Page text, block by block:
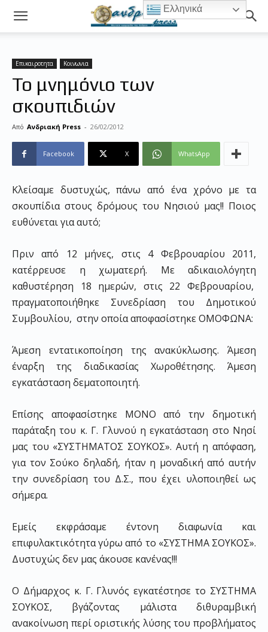
Επικαιροτητα Κοινωνια
Το μνημόνιο των
σκουπιδιών
Από Ανδριακή Press - 26/02/2012
Facebook X WhatsApp
Κλείσαμε δυστυχώς, πάνω από ένα χρόνο με τα
σκουπίδια στους δρόμους του Νησιού μας!! Ποιος
ευθύνεται για αυτό;
Πριν από 12 μήνες, στις 4 Φεβρουαρίου 2011,
κατέρρευσε η χωματερή. Με αδικαιολόγητη
καθυστέρηση 18 ημερών, στις 22 Φεβρουαρίου,
πραγματοποιήθηκε Συνεδρίαση του Δημοτικού
Συμβουλίου, στην οποία αποφασίστηκε ΟΜΟΦΩΝΑ:
Άμεση εντατικοποίηση της ανακύκλωσης. Άμεση
έναρξη της διαδικασίας Χωροθέτησης. Άμεση
εγκατάσταση δεματοποιητή.
Επίσης αποφασίστηκε ΜΟΝΟ από την δημοτική
παράταξη του κ. Γ. Γλυνού η εγκατάσταση στο Νησί
μας του «ΣΥΣΤΗΜΑΤΟΣ ΣΟΥΚΟΣ». Αυτή η απόφαση,
για τον Σούκο δηλαδή, ήταν η μοναδική από αυτήν
την συνεδρίαση του Δ.Σ., που έχει υλοποιηθεί ως
σήμερα.
Εμείς εκφράσαμε έντονη διαφωνία και
επιφυλακτικότητα γύρω από το «ΣΥΣΤΗΜΑ ΣΟΥΚΟΣ».
Δυστυχώς δεν μας άκουσε κανένας!!!
Ο Δήμαρχος κ. Γ. Γλυνός εγκατέστησε το ΣΥΣΤΗΜΑ
ΣΟΥΚΟΣ, βγάζοντας μάλιστα διθυραμβική
ανακοίνωση περί οριστικής λύσης του προβλήματος
Ελληνικά